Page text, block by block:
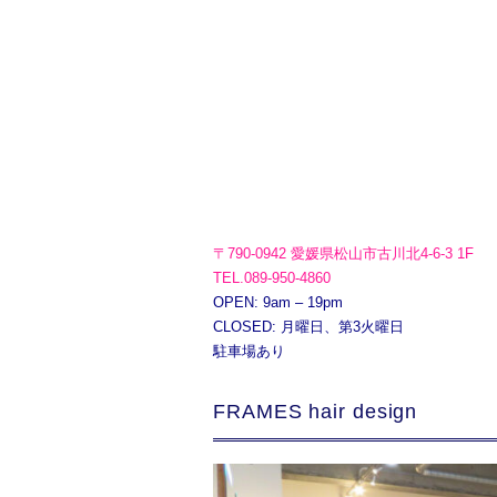
〒790-0942 愛媛県松山市古川北4-6-3 1F
TEL.089-950-4860
OPEN: 9am – 19pm
CLOSED: 月曜日、第3火曜日
駐車場あり
FRAMES hair design